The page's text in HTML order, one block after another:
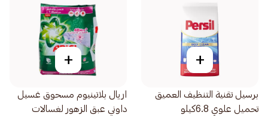
+
برسيل تقنية التنظيف العميق
تحميل علوي 6.8كيلو
+
اريال بلاتينيوم مسحوق غسيل
داوني عبق الزهور لغسالات